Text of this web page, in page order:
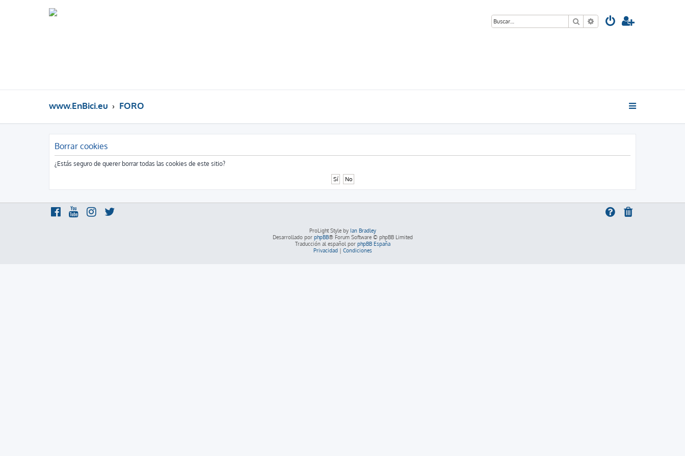
Buscar Búsqueda avanzada
www.EnBici.eu FORO
Borrar cookies
¿Estás seguro de querer borrar todas las cookies de este sitio?
ProLight Style by Ian Bradley
Desarrollado por phpBB® Forum Software © phpBB Limited
Traducción al español por phpBB España
Privacidad| Condiciones